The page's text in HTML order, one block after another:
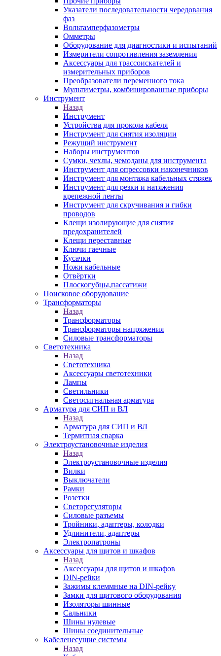
Указатели последовательности чередования
фаз
Вольтамперфазометры
Омметры
Оборудование для диагностики и испытаний
Измерители сопротивления заземления
Аксессуары для трассоискателей и
измерительных приборов
Преобразователи переменного тока
Мультиметры, комбинированные приборы
Инструмент
Назад
Инструмент
Устройства для прокола кабеля
Инструмент для снятия изоляции
Режущий инструмент
Наборы инструментов
Сумки, чехлы, чемоданы для инструмента
Инструмент для опрессовки наконечников
Инструмент для монтажа кабельных стяжек
Инструмент для резки и натяжения
крепежной ленты
Инструмент для скручивания и гибки
проводов
Клещи изолирующие для снятия
предохранителей
Клещи переставные
Ключи гаечные
Кусачки
Ножи кабельные
Отвёртки
Плоскогубцы,пассатижи
Поисковое оборудование
Трансформаторы
Назад
Трансформаторы
Трансформаторы напряжения
Силовые трансформаторы
Светотехника
Назад
Светотехника
Аксессуары светотехники
Лампы
Светильники
Светосигнальная арматура
Арматура для СИП и ВЛ
Назад
Арматура для СИП и ВЛ
Термитная сварка
Электроустановочные изделия
Назад
Электроустановочные изделия
Вилки
Выключатели
Рамки
Розетки
Светорегуляторы
Силовые разъемы
Тройники, адаптеры, колодки
Удлинители, адаптеры
Электропатроны
Аксессуары для щитов и шкафов
Назад
Аксессуары для щитов и шкафов
DIN-рейки
Зажимы клеммные на DIN-рейку
Замки для щитового оборудования
Изоляторы шинные
Сальники
Шины нулевые
Шины соединительные
Кабеленесущие системы
Назад